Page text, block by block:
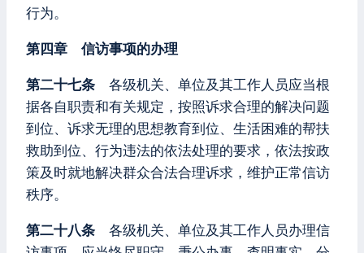
行为。
第四章 信访事项的办理
第二十七条 各级机关、单位及其工作人员应当根
据各自职责和有关规定，按照诉求合理的解决问题
到位、诉求无理的思想教育到位、生活困难的帮扶
救助到位、行为违法的依法处理的要求，依法按政
策及时就地解决群众合法合理诉求，维护正常信访
秩序。
第二十八条 各级机关、单位及其工作人员办理信